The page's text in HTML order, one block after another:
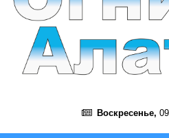
Воскресенье,